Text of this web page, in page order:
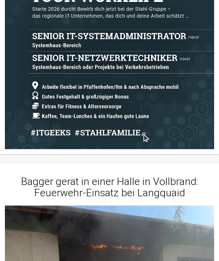
Bagger gerät in einer Halle in Vollbrand:
Feuerwehr-Einsatz bei Langquaid